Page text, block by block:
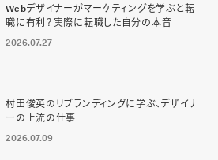
Webデザイナーがマーケティングを学ぶと転
職に有利？実際に転職した自分の本音
2026.07.27
村田俊英のリブランディングに学ぶ、デザイナ
ーの上流の仕事
2026.07.09